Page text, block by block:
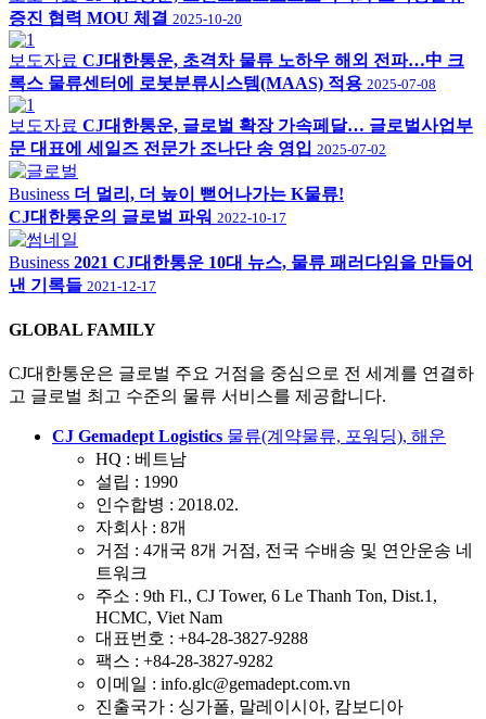
증진 협력 MOU 체결 2025-10-20
보도자료 CJ대한통운, 초격차 물류 노하우 해외 전파…中 크
록스 물류센터에 로봇분류시스템(MAAS) 적용 2025-07-08
보도자료 CJ대한통운, 글로벌 확장 가속페달… 글로벌사업부
문 대표에 세일즈 전문가 조나단 송 영입 2025-07-02
Business 더 멀리, 더 높이 뻗어나가는 K물류!
CJ대한통운의 글로벌 파워 2022-10-17
Business 2021 CJ대한통운 10대 뉴스, 물류 패러다임을 만들어
낸 기록들 2021-12-17
GLOBAL FAMILY
CJ대한통운은 글로벌 주요 거점을 중심으로 전 세계를 연결하
고 글로벌 최고 수준의 물류 서비스를 제공합니다.
CJ Gemadept Logistics 물류(계약물류, 포워딩), 해운
HQ : 베트남
설립 : 1990
인수합병 : 2018.02.
자회사 : 8개
거점 : 4개국 8개 거점, 전국 수배송 및 연안운송 네
트워크
주소 : 9th Fl., CJ Tower, 6 Le Thanh Ton, Dist.1,
HCMC, Viet Nam
대표번호 : +84-28-3827-9288
팩스 : +84-28-3827-9282
이메일 : info.glc@gemadept.com.vn
진출국가 : 싱가폴, 말레이시아, 캄보디아